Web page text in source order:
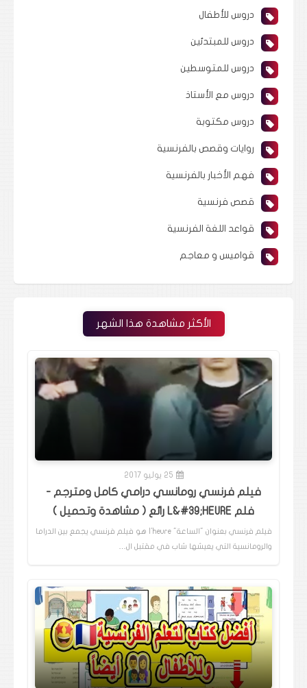
دروس للأطفال
دروس للمبتدئين
دروس للمتوسطين
دروس مع الأستاذ
دروس مكتوبة
روايات وقصص بالفرنسية
فهم الأخبار بالفرنسية
قصص فرنسية
قواعد اللغة الفرنسية
قواميس و معاجم
الأكثر مشاهدة هذا الشهر
25 يوليو 2017
فيلم فرنسي رومانسي درامي كامل ومترجم -
فلم L&#39;HEURE رائع ( مشاهدة وتحميل )
فيلم فرنسي بعنوان "الساعة" l'heure هو فيلم فرنسي يجمع بين الدراما
والرومانسية التي يعيشها شاب في مقتبل ال…